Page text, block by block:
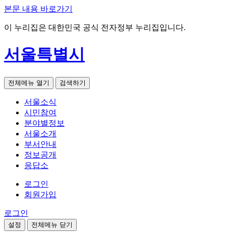
본문 내용 바로가기
이 누리집은 대한민국 공식 전자정부 누리집입니다.
서울특별시
전체메뉴 열기 검색하기
서울소식
시민참여
분야별정보
서울소개
부서안내
정보공개
응답소
로그인
회원가입
로그인
설정 전체메뉴 닫기